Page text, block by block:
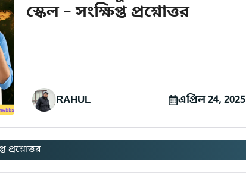
স্কেল – সংক্ষিপ্ত প্রশ্নোত্তর
RAHUL এপ্রিল 24, 2025
প্রশ্নোত্তর